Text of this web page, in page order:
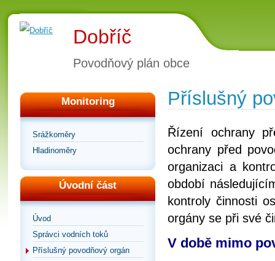
Dobříč
Povodňový plán obce
Monitoring
Srážkoměry
Hladinoměry
Úvodní část
Úvod
Správci vodních toků
Příslušný povodňový orgán
Příslušný
Řízení ochrany
ochrany před
organizaci a
období
kontroly činnosti
orgány se při své
V době mimo